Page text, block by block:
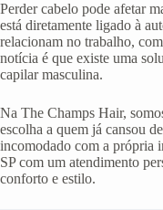
Perder cabelo pode afetar
está diretamente ligado à
relacionam no trabalho,
notícia é que existe uma
capilar masculina.
Na The Champs Hair,
escolha a quem já cansou
incomodado com a própria
SP com um atendimento
conforto e estilo.